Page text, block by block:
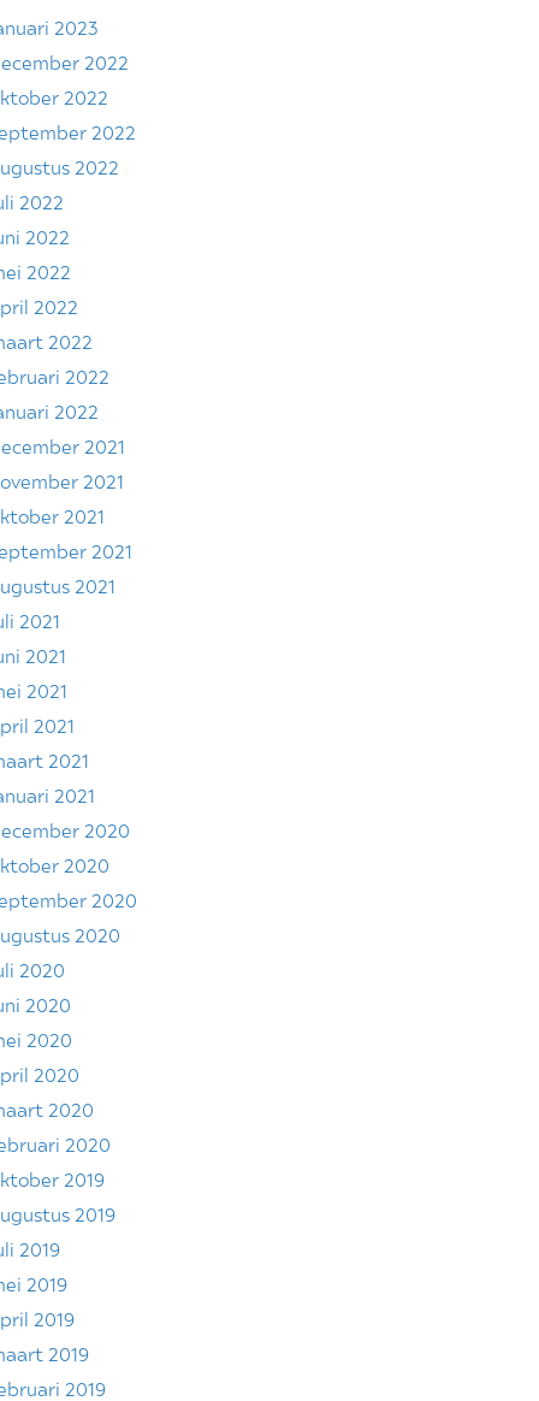
2023
2022
2022
2022
2022
2022
2022
2022
2022
2022
2022
2022
2021
2021
2021
2021
2021
2021
2021
2021
2021
2021
2021
2020
2020
2020
2020
2020
2020
2020
2020
2020
2020
2019
2019
2019
2019
2019
2019
2019